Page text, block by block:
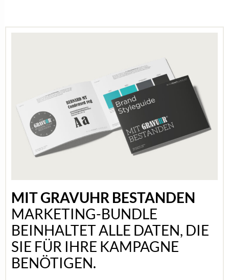
MIT GRAVUHR BESTANDEN
MARKETING-BUNDLE
BEINHALTET ALLE DATEN, DIE
SIE FÜR IHRE KAMPAGNE
BENÖTIGEN.